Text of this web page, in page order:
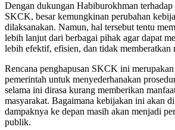
Dengan dukungan Habiburokhman terhadap
SKCK, besar kemungkinan perubahan
dilaksanakan. Namun, hal tersebut tentu
lebih lanjut dari berbagai pihak agar dapat
lebih efektif, efisien, dan tidak memberatkan
Rencana penghapusan SKCK ini
pemerintah untuk menyederhanakan
selama ini dirasa kurang memberikan
masyarakat. Bagaimana kebijakan ini akan
dampaknya ke depan masih akan menjadi
publik.